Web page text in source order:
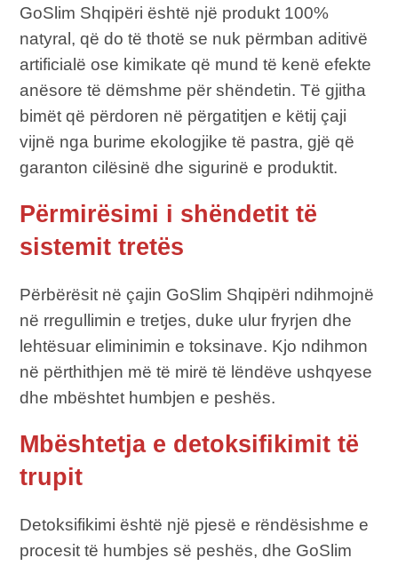
GoSlim Shqipëri është një produkt 100%
natyral, që do të thotë se nuk përmban aditivë
artificialë ose kimikate që mund të kenë efekte
anësore të dëmshme për shëndetin. Të gjitha
bimët që përdoren në përgatitjen e këtij çaji
vijnë nga burime ekologjike të pastra, gjë që
garanton cilësinë dhe sigurinë e produktit.
Përmirësimi i shëndetit të
sistemit tretës
Përbërësit në çajin GoSlim Shqipëri ndihmojnë
në rregullimin e tretjes, duke ulur fryrjen dhe
lehtësuar eliminimin e toksinave. Kjo ndihmon
në përthithjen më të mirë të lëndëve ushqyese
dhe mbështet humbjen e peshës.
Mbështetja e detoksifikimit të
trupit
Detoksifikimi është një pjesë e rëndësishme e
procesit të humbjes së peshës, dhe GoSlim